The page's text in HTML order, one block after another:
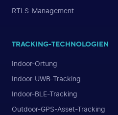
RTLS-Management
TRACKING-TECHNOLOGIEN
Indoor-Ortung
Indoor-UWB-Tracking
Indoor-BLE-Tracking
Outdoor-GPS-Asset-Tracking